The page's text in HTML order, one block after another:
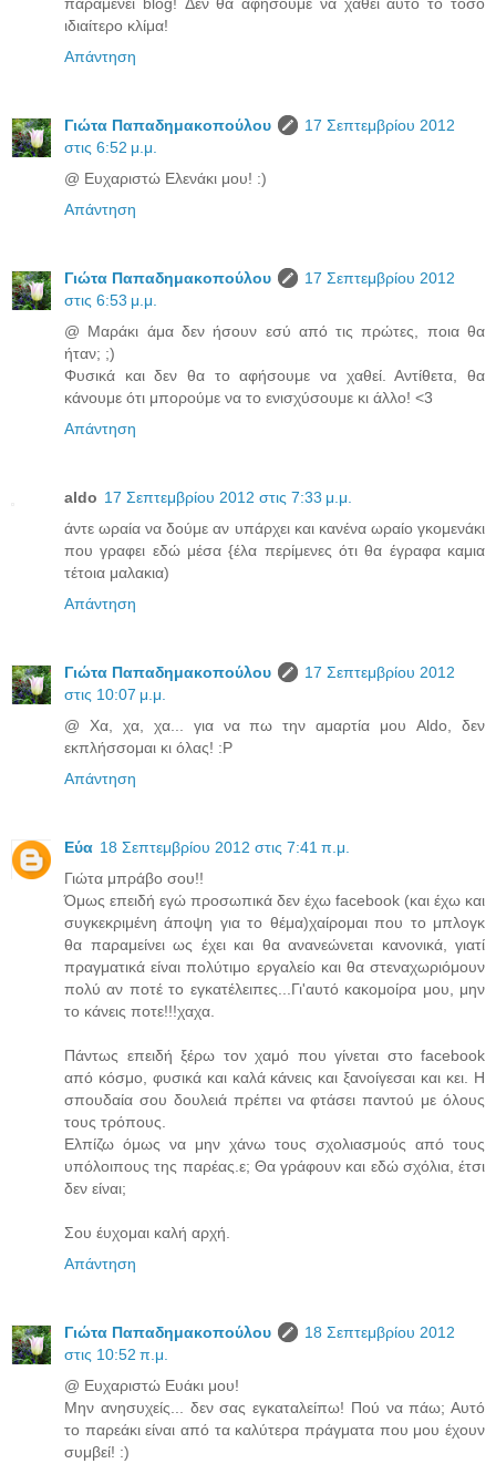
ιδιαίτερο κλίμα!
Απάντηση
Γιώτα Παπαδημακοπούλου
17 Σεπτεμβρίου 2012
στις 6:52 μ.μ.
@ Ευχαριστώ Ελενάκι μου! :)
Απάντηση
Γιώτα Παπαδημακοπούλου
17 Σεπτεμβρίου 2012
στις 6:53 μ.μ.
@ Μαράκι άμα δεν ήσουν εσύ από τις πρώτες, ποια θα
ήταν; ;)
Φυσικά και δεν θα το αφήσουμε να χαθεί. Αντίθετα, θα
κάνουμε ότι μπορούμε να το ενισχύσουμε κι άλλο! <3
Απάντηση
aldo 17 Σεπτεμβρίου 2012 στις 7:33 μ.μ.
άντε ωραία να δούμε αν υπάρχει και κανένα ωραίο γκομενάκι
που γραφει εδώ μέσα {έλα περίμενες ότι θα έγραφα καμια
τέτοια μαλακια)
Απάντηση
Γιώτα Παπαδημακοπούλου
17 Σεπτεμβρίου 2012
στις 10:07 μ.μ.
@ Χα, χα, χα... για να πω την αμαρτία μου Aldo, δεν
εκπλήσσομαι κι όλας! :P
Απάντηση
Εύα 18 Σεπτεμβρίου 2012 στις 7:41 π.μ.
Γιώτα μπράβο σου!!
Όμως επειδή εγώ προσωπικά δεν έχω facebook (και έχω και
συγκεκριμένη άποψη για το θέμα)χαίρομαι που το μπλογκ
θα παραμείνει ως έχει και θα ανανεώνεται κανονικά, γιατί
πραγματικά είναι πολύτιμο εργαλείο και θα στεναχωριόμουν
πολύ αν ποτέ το εγκατέλειπες...Γι'αυτό κακομοίρα μου, μην
το κάνεις ποτε!!!χαχα.
Πάντως επειδή ξέρω τον χαμό που γίνεται στο facebook
από κόσμο, φυσικά και καλά κάνεις και ξανοίγεσαι και κει. Η
σπουδαία σου δουλειά πρέπει να φτάσει παντού με όλους
τους τρόπους.
Ελπίζω όμως να μην χάνω τους σχολιασμούς από τους
υπόλοιπους της παρέας.ε; Θα γράφουν και εδώ σχόλια, έτσι
δεν είναι;
Σου έυχομαι καλή αρχή.
Απάντηση
Γιώτα Παπαδημακοπούλου
18 Σεπτεμβρίου 2012
στις 10:52 π.μ.
@ Ευχαριστώ Ευάκι μου!
Μην ανησυχείς... δεν σας εγκαταλείπω! Πού να πάω; Αυτό
το παρεάκι είναι από τα καλύτερα πράγματα που μου έχουν
συμβεί! :)